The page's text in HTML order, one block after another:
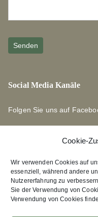
Cookie-
Wir verwenden Cookies auf
essenziell, während andere
Nutzererfahrung zu
Sie der Verwendung von
Verwendung von Cookies
Social Media Kanäle
Folgen Sie uns auf
Links zu unseren
Edition Bärenklau